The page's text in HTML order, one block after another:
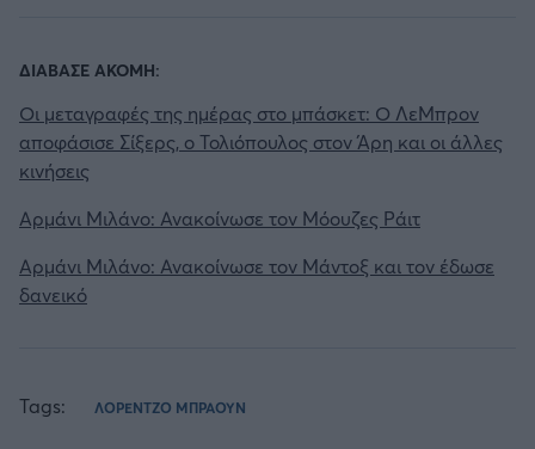
ΔΙΑΒΑΣΕ ΑΚΟΜΗ:
Οι μεταγραφές της ημέρας στο μπάσκετ: Ο ΛεΜπρον
αποφάσισε Σίξερς, ο Τολιόπουλος στον Άρη και οι άλλες
κινήσεις
Αρμάνι Μιλάνο: Ανακοίνωσε τον Μόουζες Ράιτ
Αρμάνι Μιλάνο: Ανακοίνωσε τον Μάντοξ και τον έδωσε
δανεικό
Tags: ΛΟΡΕΝΤΖΟ ΜΠΡΑΟΥΝ